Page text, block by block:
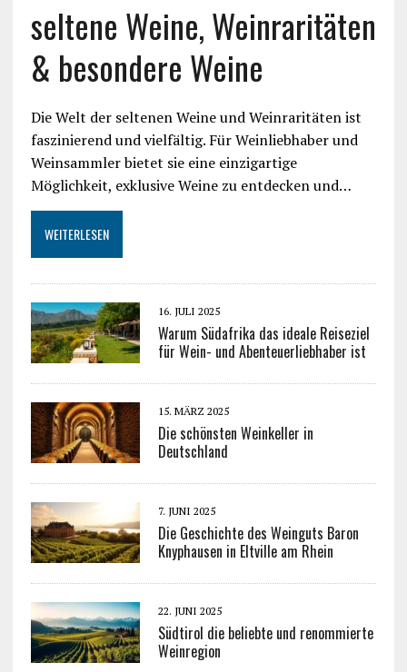
seltene Weine, Weinraritäten
& besondere Weine
Die Welt der seltenen Weine und Weinraritäten ist
faszinierend und vielfältig. Für Weinliebhaber und
Weinsammler bietet sie eine einzigartige
Möglichkeit, exklusive Weine zu entdecken und…
WEITERLESEN
16. JULI 2025
Warum Südafrika das ideale Reiseziel
für Wein- und Abenteuerliebhaber ist
15. MÄRZ 2025
Die schönsten Weinkeller in
Deutschland
7. JUNI 2025
Die Geschichte des Weinguts Baron
Knyphausen in Eltville am Rhein
22. JUNI 2025
Südtirol die beliebte und renommierte
Weinregion